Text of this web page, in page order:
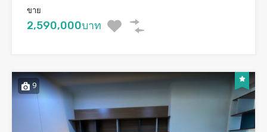
ขาย
2,590,000บาท
9